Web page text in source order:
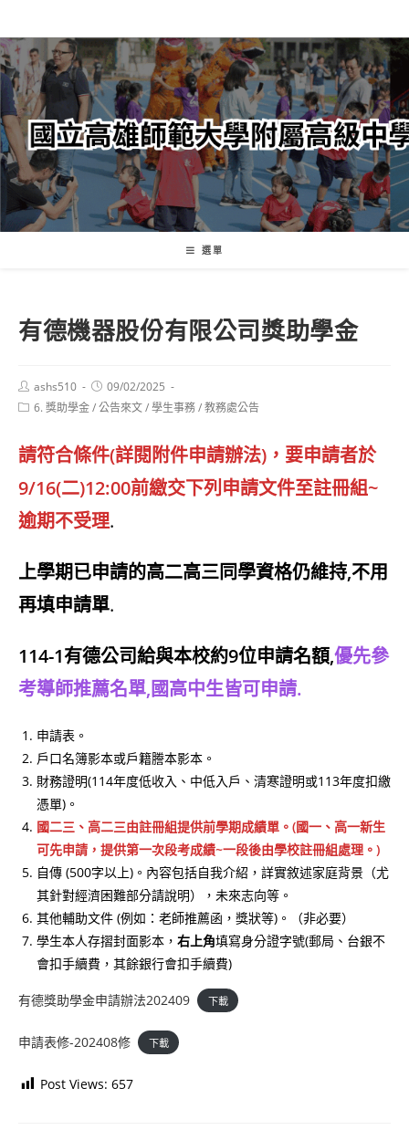
轉
至
主
內
容
選單
有德機器股份有限公司獎助學金
Post
author:
ashs510
Post
published:
09/02/2025
Post6. 獎助學金/公告來文/學生事務/教務處公告
請符合條件(詳閱附件申請辦法)，要申請者於
9/16(二)12:00前繳交下列申請文件至註冊組~
逾期不受理.
上學期已申請的高二高三同學資格仍維持,不用
再填申請單.
114-1有德公司給與本校約9位申請名額,優先參
考導師推薦名單,國高中生皆可申請.
申請表。
戶口名簿影本或戶籍謄本影本。
財務證明(114年度低收入、中低入戶、清寒證明或113年度扣繳
憑單)。
國二三、高二三由註冊組提供前學期成績單。(國一、高一新生
可先申請​，提供第一次段考成績~​一段後由學校註冊組處理。)
自傳 (500字以上)。內容包括自我介紹，詳實敘述家庭背景（尤
其針對經濟困難部分請說明），未來志向等。
其他輔助文件 (例如：老師推薦函，獎狀等)。（非必要）
學生本人存摺封面影本， 右上角填寫身分證字號(郵局、台銀不
會扣手續費，其餘銀行會扣手續費)
有德獎助學金申請辦法202409 下載
申請表修-202408修 下載
Post Views: 657